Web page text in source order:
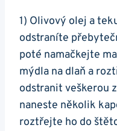
1) Olivový olej ⁢a
odstraníte
poté namačkejte
mýdla na dlaň a
odstranit veškerou
naneste několik
roztřejte ho do